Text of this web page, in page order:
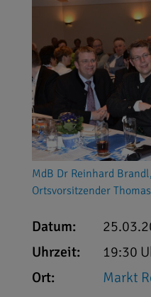
MdB Dr Reinhard
Ortsvorsitzender
Datum:
Uhrzeit:
19:30
Ort:
Markt